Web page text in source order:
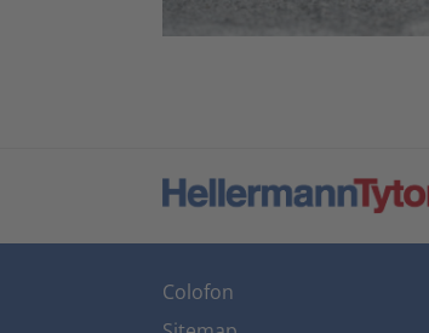
Colofon